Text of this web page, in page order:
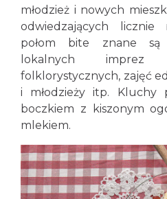
młodzież i nowych
odwiedzających licznie
połom bite znane są
lokalnych imprez
folklorystycznych, zajęć
i młodzieży itp. Kluchy
boczkiem z kiszonym
mlekiem.